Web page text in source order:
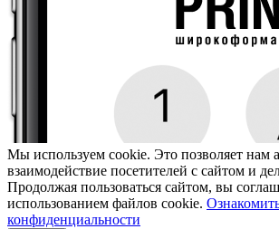
Мы используем cookie. Это позволяет нам
взаимодействие посетителей с сайтом и
Продолжая пользоваться сайтом, вы
использованием файлов cookie.
конфиденциальности